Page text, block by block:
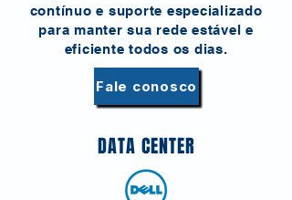
contínuo e suporte especializado
para manter sua rede estável e
eficiente todos os dias.
Fale conosco
DATA CENTER